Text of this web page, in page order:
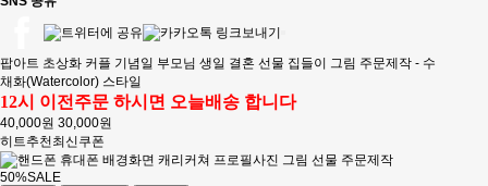
팝아트 초상화 커플 기념일 부모님 생일 결혼 선물 집들이 그림 주문제작 - 수
채화(Watercolor) 스타일
12시 이전주문 하시면 오늘배송 합니다
40,000원 30,000원
히트추천최신쿠폰
50%SALE